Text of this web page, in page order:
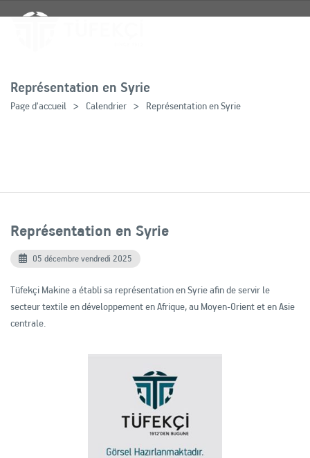
Représentation en Syrie
Page d'accueil Calendrier Représentation en Syrie
Représentation en Syrie
05 décembre vendredi 2025
Tüfekçi Makine a établi sa représentation en Syrie afin de servir le
secteur textile en développement en Afrique, au Moyen-Orient et en Asie
centrale.